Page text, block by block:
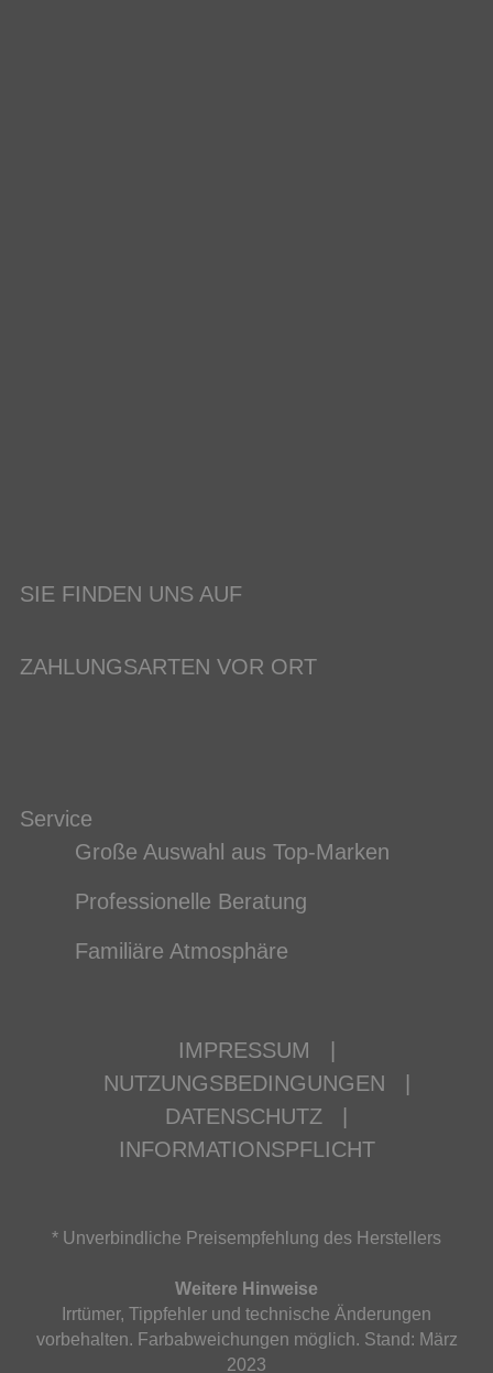
SIE FINDEN UNS AUF
ZAHLUNGSARTEN VOR ORT
Service
Große Auswahl aus Top-Marken
Professionelle Beratung
Familiäre Atmosphäre
IMPRESSUM
NUTZUNGSBEDINGUNGEN
DATENSCHUTZ
INFORMATIONSPFLICHT
* Unverbindliche Preisempfehlung des Herstellers
Weitere Hinweise
Irrtümer, Tippfehler und technische Änderungen
vorbehalten. Farbabweichungen möglich. Stand: März
2023